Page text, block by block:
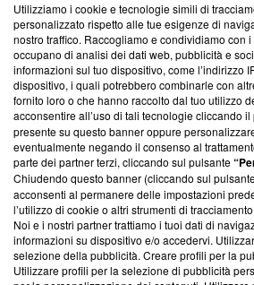
Questa sezione offre informazioni
News, sui nostri processi editoriali e su
creare news di qualità. Inoltre, afferma la
‘Trust Project - News with Integrity’
ancora membro del programma, ma ha
parte; Trust Project non ha ancora
conformità agli standard.
Su di noi
Team editoriale
Corporate
Redazione
Utilizziamo i cookie e tecnologie simili di
personalizzato rispetto alle tue esigenze di
nostro traffico. Raccogliamo e condividiamo con i
occupano di analisi dei dati web, pubblicità e
informazioni sul tuo dispositivo, come l’indirizzo
dispositivo, i quali potrebbero combinarle con
fornito loro o che hanno raccolto dal tuo utilizzo
acconsentire all’uso di tali tecnologie cliccando
presente su questo banner oppure
eventualmente negando il consenso al
parte dei partner terzi, cliccando sul pulsante
Chiudendo questo banner (cliccando sul
acconsenti al permanere delle impostazioni
l’utilizzo di cookie o altri strumenti di
Noi e i nostri partner trattiamo i tuoi dati di
informazioni su dispositivo e/o accedervi.
selezione della pubblicità. Creare profili per la
Utilizzare profili per la selezione di pubblicità